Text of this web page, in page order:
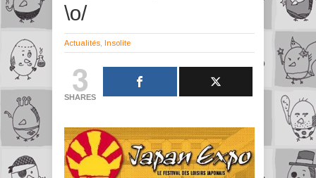
\o/
Actualités Insolite
3
SHARES